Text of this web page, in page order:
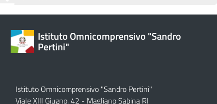
Istituto Omnicomprensivo "Sandro
Pertini"
Istituto Omnicomprensivo "Sandro Pertini"
Viale XIII Giugno, 42 - Magliano Sabina RI